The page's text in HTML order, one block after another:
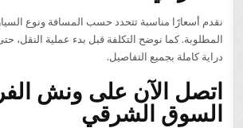
نقدم أسعارًا مناسبة تتحدد حسب المسافة ونوع
المطلوبة. كما نوضح التكلفة قبل بدء عملية النقل،
دراية كاملة بجميع التفاصيل.
اتصل الآن على ونش
السوق الشرقي